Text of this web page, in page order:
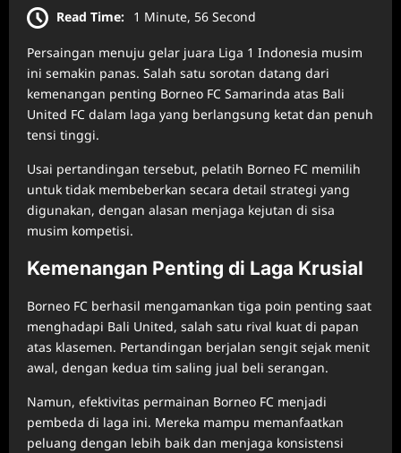
Read Time: 1 Minute, 56 Second
Persaingan menuju gelar juara Liga 1 Indonesia musim
ini semakin panas. Salah satu sorotan datang dari
kemenangan penting Borneo FC Samarinda atas Bali
United FC dalam laga yang berlangsung ketat dan penuh
tensi tinggi.
Usai pertandingan tersebut, pelatih Borneo FC memilih
untuk tidak membeberkan secara detail strategi yang
digunakan, dengan alasan menjaga kejutan di sisa
musim kompetisi.
Kemenangan Penting di Laga Krusial
Borneo FC berhasil mengamankan tiga poin penting saat
menghadapi Bali United, salah satu rival kuat di papan
atas klasemen. Pertandingan berjalan sengit sejak menit
awal, dengan kedua tim saling jual beli serangan.
Namun, efektivitas permainan Borneo FC menjadi
pembeda di laga ini. Mereka mampu memanfaatkan
peluang dengan lebih baik dan menjaga konsistensi